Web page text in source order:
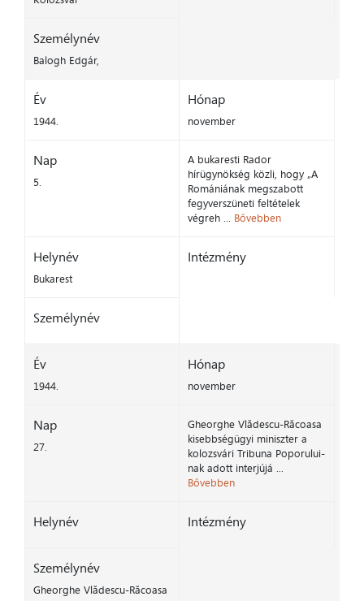
Személynév
Balogh Edgár,
Év
1944.
Hónap
november
Nap
5.
A bukaresti Rador
hírügynökség közli, hogy „A
Romániának megszabott
fegyverszüneti feltételek
végreh ... Bővebben
Helynév
Bukarest
Intézmény
Személynév
Év
1944.
Hónap
november
Nap
27.
Gheorghe Vlădescu-Răcoasa
kisebbségügyi miniszter a
kolozsvári Tribuna Poporului-
nak adott interjújá ...
Bővebben
Helynév Intézmény
Személynév
Gheorghe Vlădescu-Răcoasa